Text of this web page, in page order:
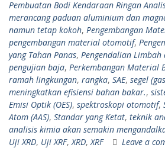
Pembuatan Bodi Kendaraan Ringan
merancang paduan aluminium dan
namun tetap kokoh, Pengembangan
pengembangan material otomotif,
yang Tahan Panas, Pengendalian
pengujian baja, Perkembangan Material
ramah lingkungan, rangka, SAE, segel
meningkatkan efisiensi bahan bakar.,
Emisi Optik (OES), spektroskopi otomotif,
Atom (AAS), Standar yang Ketat, teknik
analisis kimia akan semakin
Uji XRD, Uji XRF, XRD, XRF Leave a